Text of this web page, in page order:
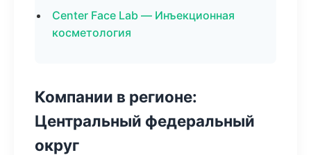
Center Face Lab — Инъекционная
косметология
Компании в регионе:
Центральный федеральный
округ